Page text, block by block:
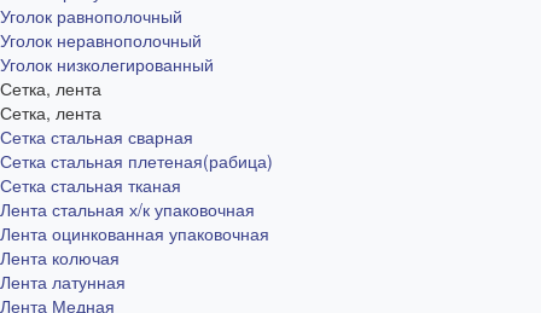
Уголок равнополочный
Уголок неравнополочный
Уголок низколегированный
Сетка, лента
Сетка, лента
Сетка стальная сварная
Сетка стальная плетеная(рабица)
Сетка стальная тканая
Лента стальная х/к упаковочная
Лента оцинкованная упаковочная
Лента колючая
Лента латунная
Лента Медная